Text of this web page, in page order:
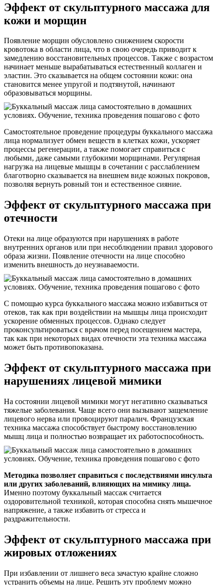
Эффект от скульптурного массажа для
кожи и морщин
Появление морщин обусловлено снижением скорости
кровотока в области лица, что в свою очередь приводит к
замедлению восстановительных процессов. Также с возрастом
начинает меньше вырабатываться естественный коллаген и
эластин. Это сказывается на общем состоянии кожи: она
становится менее упругой и подтянутой, начинают
образовываться морщины.
Самостоятельное проведение процедуры буккального массажа
лица нормализует обмен веществ в клетках кожи, ускоряет
процессы регенерации, а также помогает справиться с
любыми, даже самыми глубокими морщинами. Регулярная
нагрузка на лицевые мышцы в сочетании с расслаблением
благотворно сказывается на внешнем виде кожных покровов,
позволяя вернуть ровный тон и естественное сияние.
Эффект от скульптурного массажа при
отечности
Отеки на лице образуются при нарушениях в работе
внутренних органов или при несоблюдении правил здорового
образа жизни. Появление отечности на лице способно
изменить внешность до неузнаваемости.
С помощью курса буккального массажа можно избавиться от
отеков, так как при воздействии на мышцы лица происходит
ускорение обменных процессов. Однако следует
проконсультироваться с врачом перед посещением мастера,
так как при некоторых видах отечности эта техника массажа
может быть противопоказана.
Эффект от скульптурного массажа при
нарушениях лицевой мимики
На состоянии лицевой мимики могут негативно сказываться
тяжелые заболевания. Чаще всего они вызывают защемление
лицевого нерва или провоцируют паралич. Французская
техника массажа способствует быстрому восстановлению
мышц лица и полностью возвращает их работоспособность.
Методика позволяет справиться с последствиями инсульта
или других заболеваний, влияющих на мимику лица.
Именно поэтому буккальный массаж считается
оздоровительной техникой, которая способна снять мышечное
напряжение, а также избавить от стресса и
раздражительности.
Эффект от скульптурного массажа при
жировых отложениях
При избавлении от лишнего веса зачастую крайне сложно
устранить объемы на лице. Решить эту проблему можно